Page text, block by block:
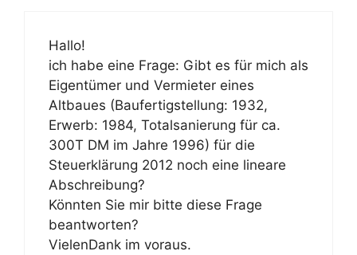
Hallo!
ich habe eine Frage: Gibt es für mich als
Eigentümer und Vermieter eines
Altbaues (Baufertigstellung: 1932,
Erwerb: 1984, Totalsanierung für ca.
300T DM im Jahre 1996) für die
Steuerklärung 2012 noch eine lineare
Abschreibung?
Könnten Sie mir bitte diese Frage
beantworten?
VielenDank im voraus.